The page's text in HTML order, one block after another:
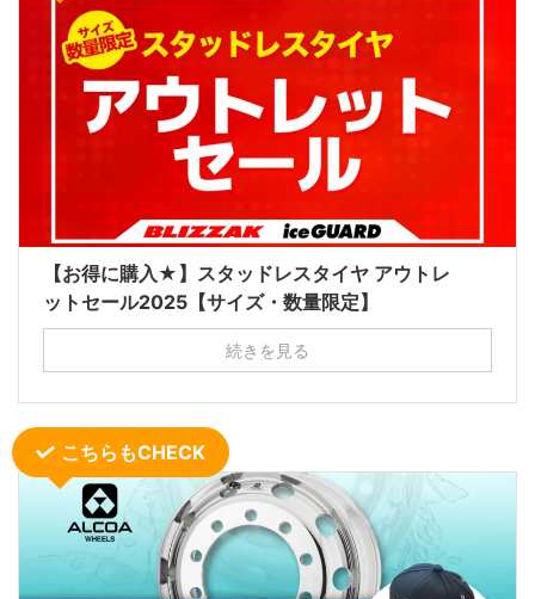
【お得に購入★】スタッドレスタイヤ アウトレ
ットセール2025【サイズ・数量限定】
続きを見る
こちらもCHECK